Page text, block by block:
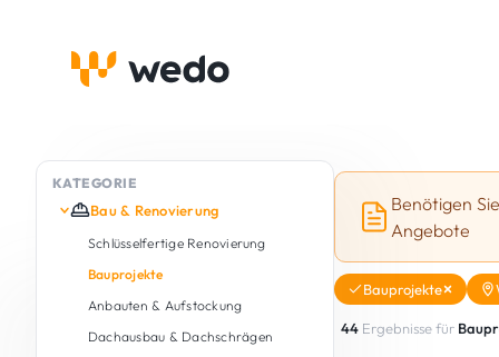
KATEGORIE
Bau & Renovierung
Schlüsselfertige Renovierung
Bauprojekte
Anbauten & Aufstockung
Dachausbau & Dachschrägen
Benötigen
Angebote
Bauprojekte
44 Ergebnisse für